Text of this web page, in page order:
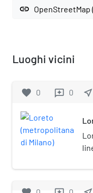
link OpenStreetMap
Luoghi vicini
favorite 0 reviews 0 near_me